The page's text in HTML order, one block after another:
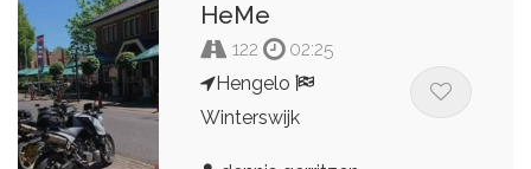
HeMe
122
02:25
Hengelo
Winterswijk